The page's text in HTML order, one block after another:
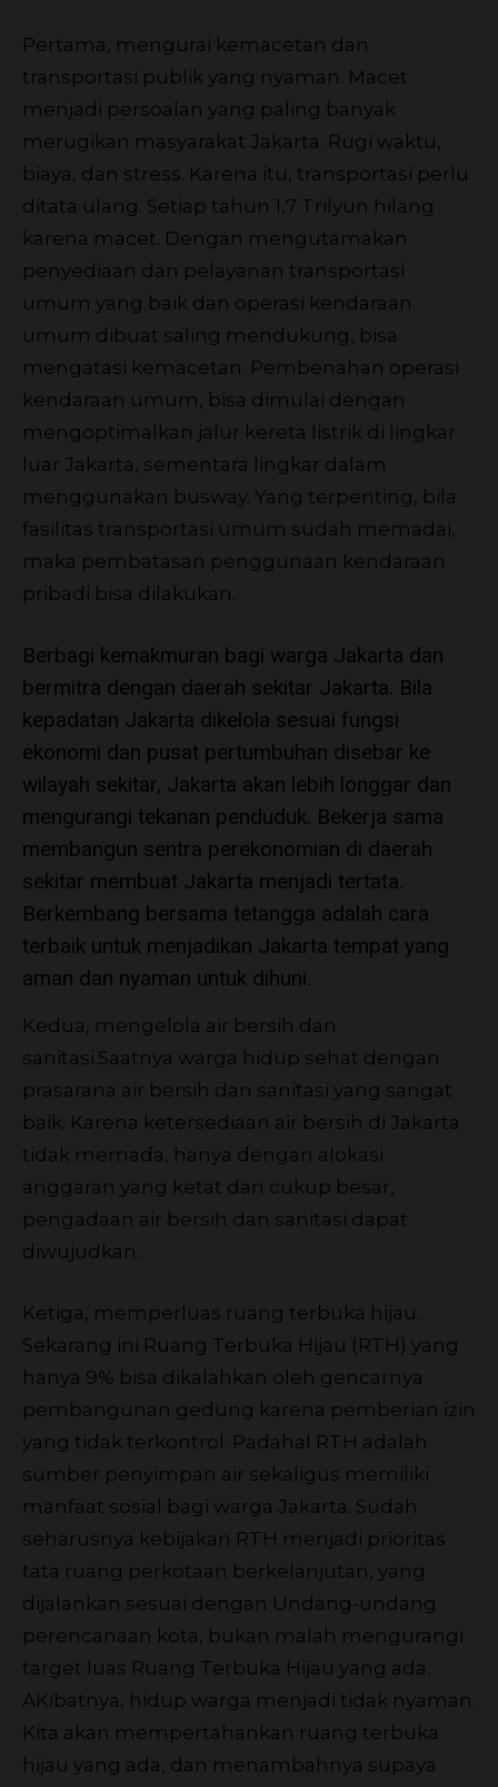
Pertama, mengurai kemacetan dan
transportasi publik yang nyaman. Macet
menjadi persoalan yang paling banyak
merugikan masyarakat Jakarta. Rugi waktu,
biaya, dan stress. Karena itu, transportasi perlu
ditata ulang. Setiap tahun 1,7 Trilyun hilang
karena macet. Dengan mengutamakan
penyediaan dan pelayanan transportasi
umum yang baik dan operasi kendaraan
umum dibuat saling mendukung, bisa
mengatasi kemacetan. Pembenahan operasi
kendaraan umum, bisa dimulai dengan
mengoptimalkan jalur kereta listrik di lingkar
luar Jakarta, sementara lingkar dalam
menggunakan busway. Yang terpenting, bila
fasilitas transportasi umum sudah memadai,
maka pembatasan penggunaan kendaraan
pribadi bisa dilakukan.
Berbagi kemakmuran bagi warga Jakarta dan
bermitra dengan daerah sekitar Jakarta. Bila
kepadatan Jakarta dikelola sesuai fungsi
ekonomi dan pusat pertumbuhan disebar ke
wilayah sekitar, Jakarta akan lebih longgar dan
mengurangi tekanan penduduk. Bekerja sama
membangun sentra perekonomian di daerah
sekitar membuat Jakarta menjadi tertata.
Berkembang bersama tetangga adalah cara
terbaik untuk menjadikan Jakarta tempat yang
aman dan nyaman untuk dihuni.
Kedua, mengelola air bersih dan
sanitasi.Saatnya warga hidup sehat dengan
prasarana air bersih dan sanitasi yang sangat
baik. Karena ketersediaan air bersih di Jakarta
tidak memada, hanya dengan alokasi
anggaran yang ketat dan cukup besar,
pengadaan air bersih dan sanitasi dapat
diwujudkan.
Ketiga, memperluas ruang terbuka hijau.
Sekarang ini Ruang Terbuka Hijau (RTH) yang
hanya 9% bisa dikalahkan oleh gencarnya
pembangunan gedung karena pemberian izin
yang tidak terkontrol. Padahal RTH adalah
sumber penyimpan air sekaligus memiliki
manfaat sosial bagi warga Jakarta. Sudah
seharusnya kebijakan RTH menjadi prioritas
tata ruang perkotaan berkelanjutan, yang
dijalankan sesuai dengan Undang-undang
perencanaan kota, bukan malah mengurangi
target luas Ruang Terbuka Hijau yang ada.
AKibatnya, hidup warga menjadi tidak nyaman.
Kita akan mempertahankan ruang terbuka
hijau yang ada, dan menambahnya supaya